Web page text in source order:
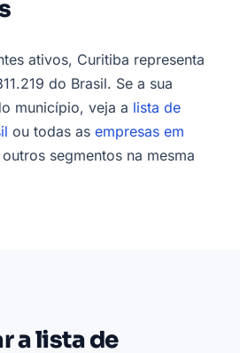
ativos, Curitiba representa
do Brasil. Se a sua
município, veja a lista de
ou todas as empresas em
segmentos na mesma
a lista de